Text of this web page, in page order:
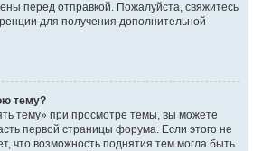
перед отправкой. Пожалуйста, свяжитесь
для получения дополнительной
тему?
тему» при просмотре темы, вы можете
первой страницы форума. Если этого не
что возможность поднятия тем могла быть